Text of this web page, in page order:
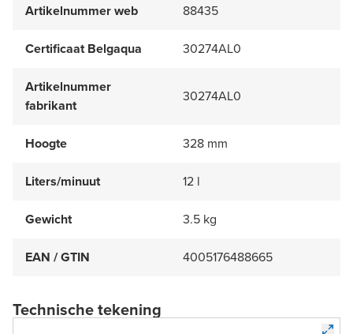
Artikelnummer web 88435
Certificaat Belgaqua 30274AL0
Artikelnummer
fabrikant
30274AL0
Hoogte 328 mm
Liters/minuut 12 l
Gewicht 3.5 kg
EAN / GTIN 4005176488665
Technische tekening